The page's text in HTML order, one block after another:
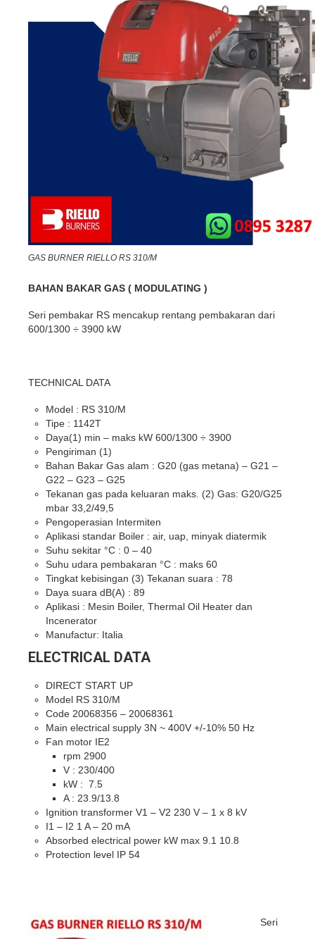
GAS BURNER RIELLO RS 310/M
BAHAN BAKAR GAS ( MODULATING )
Seri pembakar RS mencakup rentang pembakaran dari
600/1300 ÷ 3900 kW
TECHNICAL DATA
Model : RS 310/M
Tipe : 1142T
Daya(1) min – maks kW 600/1300 ÷ 3900
Pengiriman (1)
Bahan Bakar Gas alam : G20 (gas metana) – G21 –
G22 – G23 – G25
Tekanan gas pada keluaran maks. (2) Gas: G20/G25
mbar 33,2/49,5
Pengoperasian Intermiten
Aplikasi standar Boiler : air, uap, minyak diatermik
Suhu sekitar °C : 0 – 40
Suhu udara pembakaran °C : maks 60
Tingkat kebisingan (3) Tekanan suara : 78
Daya suara dB(A) : 89
Aplikasi : Mesin Boiler, Thermal Oil Heater dan
Incenerator
Manufactur: Italia
ELECTRICAL DATA
DIRECT START UP
Model RS 310/M
Code 20068356 – 20068361
Main electrical supply 3N ~ 400V +/-10% 50 Hz
Fan motor IE2
rpm 2900
V : 230/400
kW : 7.5
A : 23.9/13.8
Ignition transformer V1 – V2 230 V – 1 x 8 kV
I1 – I2 1 A – 20 mA
Absorbed electrical power kW max 9.1 10.8
Protection level IP 54
Seri